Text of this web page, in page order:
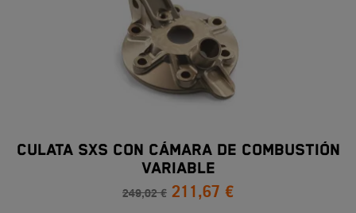
CULATA SXS CON CÁMARA DE COMBUSTIÓN
VARIABLE
249,02 € 211,67 €